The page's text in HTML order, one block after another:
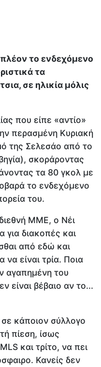
το ενδεχόμενο
τα
σε ηλικία μόλις
που είπε «αντίο»
περασμένη Κυριακή
της Σελεσάο από το
σκοράροντας
τα 80 γκολ με
το ενδεχόμενο
του.
ΜΜΕ, ο Νέι
για διακοπές και
από εδώ και
είναι τρία. Ποια
αγαπημένη του
είναι βέβαιο αν το...
κάποιον σύλλογο
πίεση, ίσως
και τρίτο, να πει
Κανείς δεν